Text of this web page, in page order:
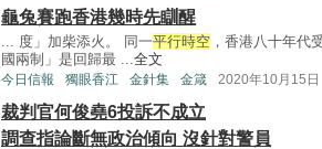
龜兔賽跑香港幾時先瞓醒
... 度」加柴添火。 同一平行時空 ，香港八十年代
國兩制」是回歸最 ...全文
今日信報 獨眼香江 金針集 金箴 2020年10月15日
裁判官何俊堯6投訴不成立
調查指論斷無政治傾向 沒針對警員